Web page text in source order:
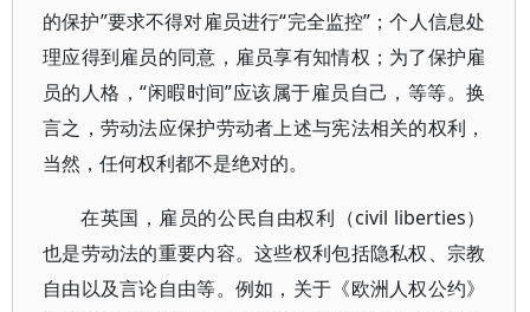
的保护”要求不得对雇员进行“完全监控”；个人信息处
理应得到雇员的同意，雇员享有知情权；为了保护雇
员的人格，“闲暇时间”应该属于雇员自己，等等。换
言之，劳动法应保护劳动者上述与宪法相关的权利，
当然，任何权利都不是绝对的。
在英国，雇员的公民自由权利（civil liberties）
也是劳动法的重要内容。这些权利包括隐私权、宗教
自由以及言论自由等。例如，关于《欧洲人权公约》